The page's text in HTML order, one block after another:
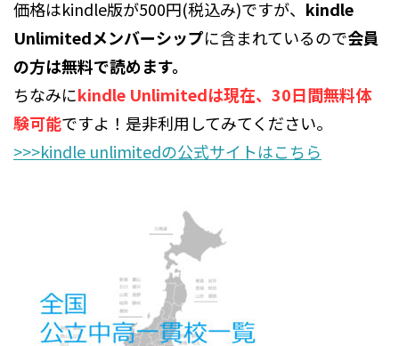
価格はkindle版が500円(税込み)ですが、 kindle
Unlimitedメンバーシップに含まれているので会員
の方は無料で読めます。
ちなみにkindle Unlimitedは現在、30日間無料体
験可能ですよ！是非利用してみてください。
>>>kindle unlimitedの公式サイトはこちら